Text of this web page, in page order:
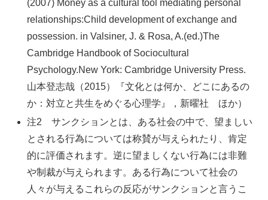
(2007) Money as a cultural tool mediating personal
relationships:Child development of exchange and
possession. in Valsiner, J. & Rosa, A.(ed.)The
Cambridge Handbook of Sociocultural
Psychology.New York: Cambridge University Press.
山本登志哉（2015）『文化とは何か、どこにあるの
か：対立と共生をめぐる心理学』，新曜社 ほか）
注2 サンクションとは、ある社会の中で、望ましい
とされる行為については称賛が与えられたり、肯定
的に評価されます。逆に望ましくない行為には非難
や制裁が与えられます。ある行為について社会の
人々が与えるこれらの反応がサンクションと言うこ